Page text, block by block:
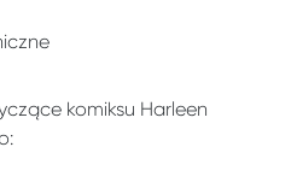
komiksu Harleen